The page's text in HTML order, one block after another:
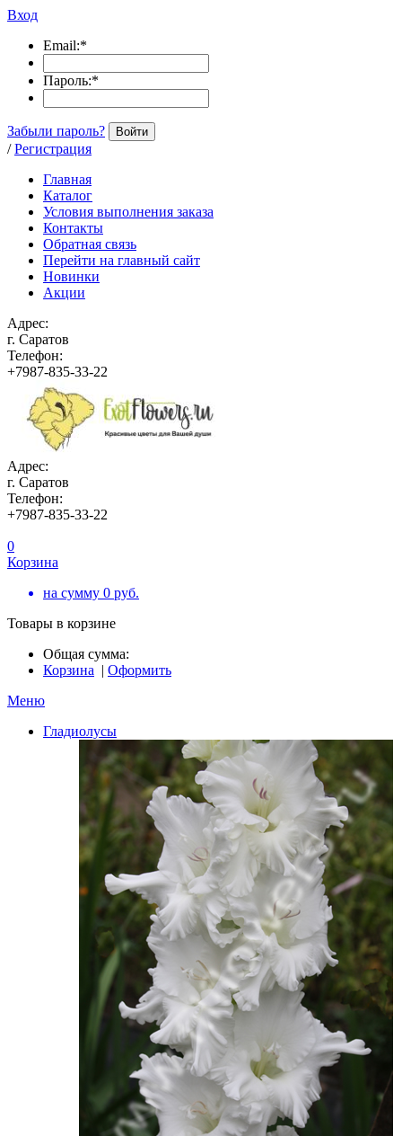
Вход
Email:*
Пароль:*
Забыли пароль? Войти
/ Регистрация
Главная
Каталог
Условия выполнения заказа
Контакты
Обратная связь
Перейти на главный сайт
Новинки
Акции
Адрес:
г. Саратов
Телефон:
+7987-835-33-22
Адрес:
г. Саратов
Телефон:
+7987-835-33-22
0
Корзина
на сумму 0 руб.
Товары в корзине
Общая сумма:
Корзина | Оформить
Меню
Гладиолусы